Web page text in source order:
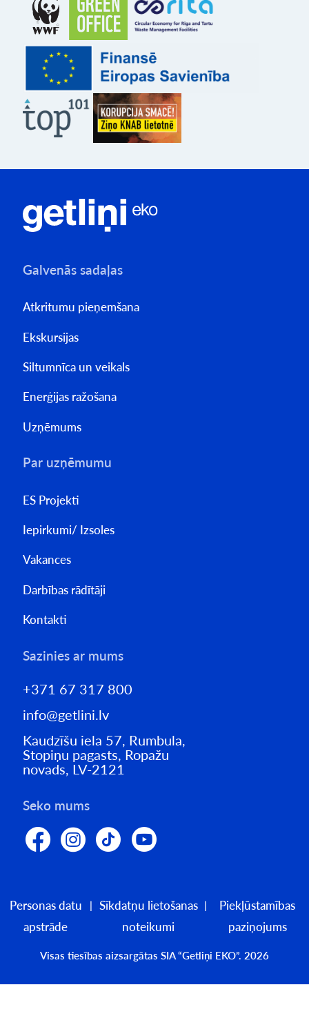
Galvenās sadaļas
Atkritumu pieņemšana
Ekskursijas
Siltumnīca un veikals
Enerģijas ražošana
Uzņēmums
Par uzņēmumu
ES Projekti
Iepirkumi/ Izsoles
Vakances
Darbības rādītāji
Kontakti
Sazinies ar mums
+371 67 317 800
info@getlini.lv
Kaudzīšu iela 57, Rumbula,
Stopiņu pagasts, Ropažu
novads, LV-2121
Seko mums
Personas datu
apstrāde
Sīkdatņu lietošanas
noteikumi
Piekļūstamības
paziņojums
Visas tiesības aizsargātas SIA “Getliņi EKO”. 2026